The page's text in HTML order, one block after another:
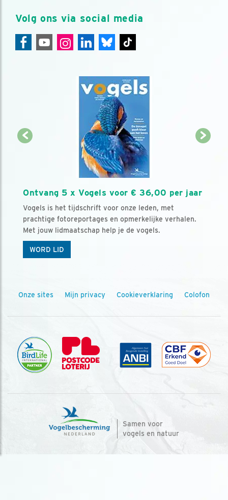
Volg ons via social media
Ontvang 5 x Vogels voor € 36,00 per jaar
Vogels is het tijdschrift voor onze leden, met
prachtige fotoreportages en opmerkelijke verhalen.
Met jouw lidmaatschap help je de vogels.
WORD LID
Onze sites Mijn privacy Cookieverklaring Colofon
Samen voor
vogels en natuur